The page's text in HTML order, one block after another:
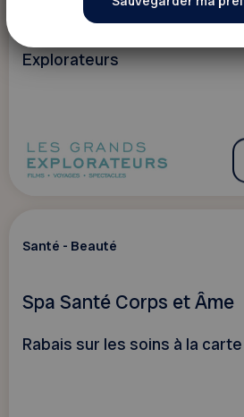
Explorateurs
Santé - Beauté
Spa Santé Corps et Âme
Rabais sur les soins à la carte